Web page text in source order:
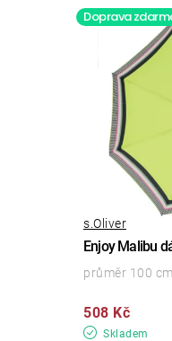
Doprava
Enjoy Malibu
s.Oliver
Skladem
508 Kč
průměr 100